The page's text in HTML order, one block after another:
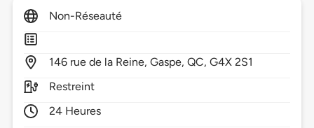
Non-Réseauté
146 rue de la Reine,Gaspe,QC,G4X 2S1
Restreint
24 Heures